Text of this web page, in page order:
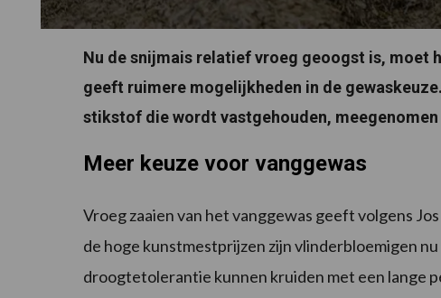
Nu de snijmais relatief vroeg geoogst is, moet
geeft ruimere mogelijkheden in de
stikstof die wordt vastgehouden, meegenomen
Meer keuze voor vanggewas
Vroeg zaaien van het vanggewas geeft volgens
de hoge kunstmestprijzen zijn vlinderbloemigen
droogtetolerantie kunnen kruiden met een lange